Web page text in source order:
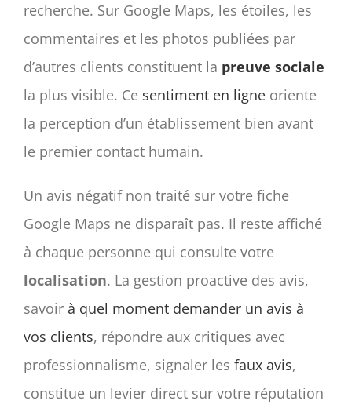
recherche. Sur Google Maps, les étoiles, les
commentaires et les photos publiées par
d’autres clients constituent la preuve sociale
la plus visible. Ce sentiment en ligne oriente
la perception d’un établissement bien avant
le premier contact humain.
Un avis négatif non traité sur votre fiche
Google Maps ne disparaît pas. Il reste affiché
à chaque personne qui consulte votre
localisation. La gestion proactive des avis,
savoir à quel moment demander un avis à
vos clients, répondre aux critiques avec
professionnalisme, signaler les faux avis,
constitue un levier direct sur votre réputation